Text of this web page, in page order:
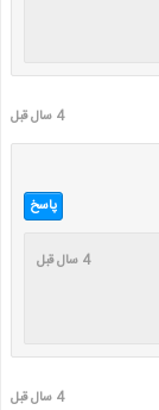
4 سال قبل
پاسخ
4 سال قبل
4 سال قبل